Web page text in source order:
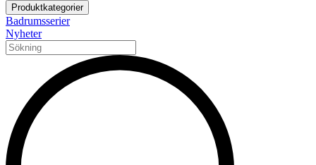
Produktkategorier
Badrumsserier
Nyheter